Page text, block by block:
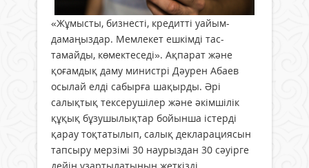
«Жұмысты, бизнесті, кредитті уайым­
дамаңыздар. Мемлекет ешкімді тас­
тамайды, көмектеседі». Ақпарат және
қоғамдық даму министрі Дәурен Абаев
осылай елді сабырға шақырды. Әрі
салықтық тексерушілер және әкімшілік
құқық бұзушылықтар бойынша істерді
қарау тоқтатылып, салық декларациясын
тапсыру мерзімі 30 наурыздан 30 сәуірге